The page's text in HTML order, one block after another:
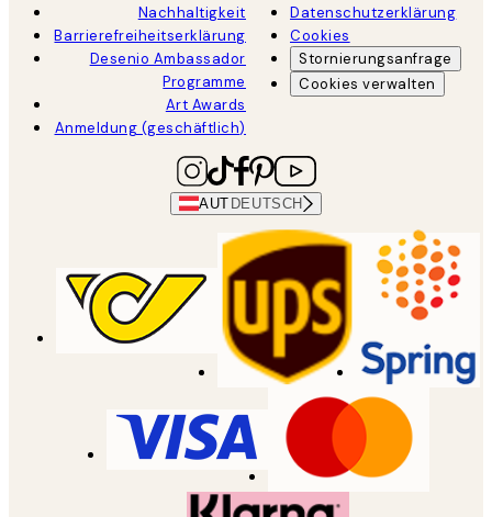
Nachhaltigkeit
Barrierefreiheitserklärung
Desenio Ambassador
Programme
Art Awards
Anmeldung (geschäftlich)
Datenschutzerklärung
Cookies
Stornierungsanfrage
Cookies verwalten
AUT DEUTSCH